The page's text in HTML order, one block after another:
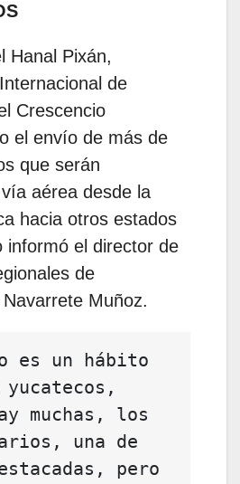
Hanal Pixán,
de
Crescencio
el envío de más de
que serán
aérea desde la
hacia otros estados
informó el director de
de
Muñoz.
es un hábito
muchas, los
una de
pero